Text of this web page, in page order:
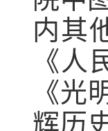
内其
《
《光
辉历